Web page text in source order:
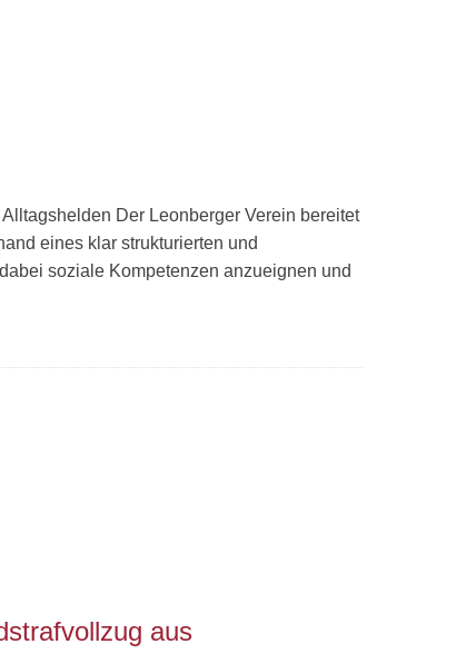
Der Leonberger Verein bereitet
eines klar strukturierten und
soziale Kompetenzen anzueignen und
aus